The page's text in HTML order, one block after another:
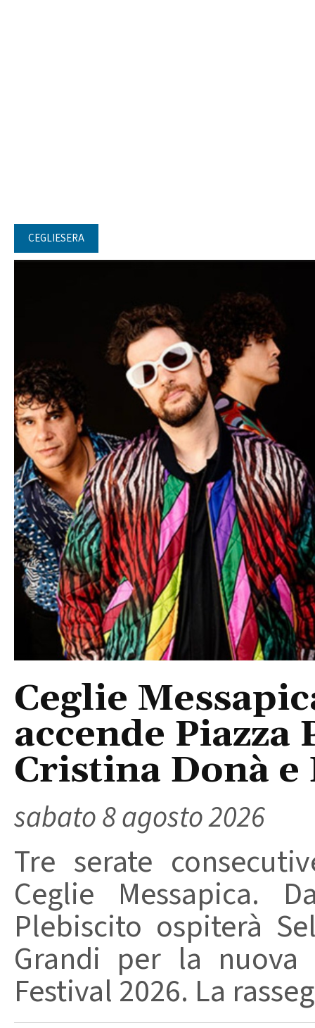
CEGLIESERA
Ceglie
accende
Cristina Donà
sabato 8 agosto 2026
Tre serate
Ceglie Messapica.
Plebiscito ospiterà
Grandi per la
Festival 2026. La